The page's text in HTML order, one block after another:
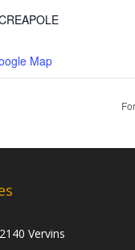
Map
Vervins